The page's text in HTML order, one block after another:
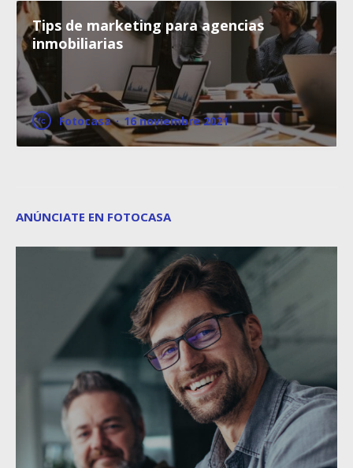
Tips de marketing para agencias
inmobiliarias
Fotocasa · 16 noviembre 2021
ANÚNCIATE EN FOTOCASA